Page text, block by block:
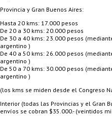
Provincia y Gran Buenos Aires:
Hasta 20 kms: 17.000 pesos
De 20 a 30 kms: 20.000 pesos
De 30 a 40 kms: 23.000 pesos
argentino )
De 40 a 50 kms: 26.000 pesos
argentino )
De 50 a 70 kms: 30.000 pesos
argentino )
(los kms se miden desde el Congreso
Interior (todas las Provincias y el Gran
envíos se cobran $35.000.- (veintidos